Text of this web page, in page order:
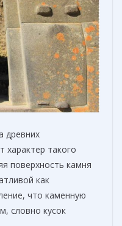
древних
характер такого
поверхность камня
как
что каменную
словно кусок